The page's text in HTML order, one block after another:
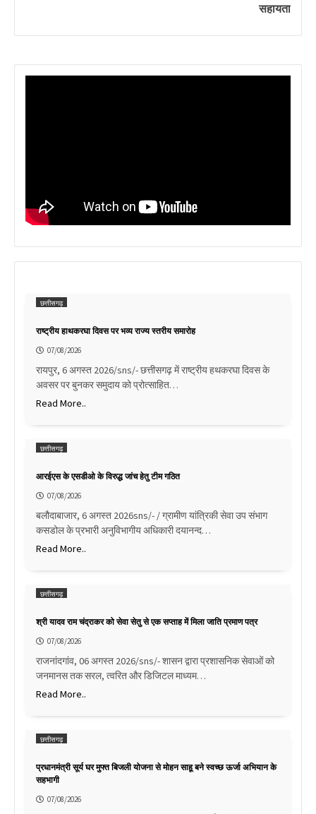
सहायता
छत्तीसगढ़
राष्ट्रीय हाथकरघा दिवस पर भव्य राज्य स्तरीय समारोह
07/08/2026
रायपुर, 6 अगस्त 2026/sns/- छत्तीसगढ़ में राष्ट्रीय हथकरघा दिवस के
अवसर पर बुनकर समुदाय को प्रोत्साहित…
Read More..
छत्तीसगढ़
आरईएस के एसडीओ के विरुद्ध जांच हेतु टीम गठित
07/08/2026
बलौदाबाजार, 6 अगस्त 2026sns/- / ग्रामीण यांत्रिकी सेवा उप संभाग
कसडोल के प्रभारी अनुविभागीय अधिकारी दयानन्द…
Read More..
छत्तीसगढ़
श्री यादव राम चंद्राकर को सेवा सेतु से एक सप्ताह में मिला जाति प्रमाण पत्र
07/08/2026
राजनांदगांव, 06 अगस्त 2026/sns/- शासन द्वारा प्रशासनिक सेवाओं को
जनमानस तक सरल, त्वरित और डिजिटल माध्यम…
Read More..
छत्तीसगढ़
प्रधानमंत्री सूर्य घर मुफ्त बिजली योजना से मोहन साहू बने स्वच्छ ऊर्जा अभियान के
सहभागी
07/08/2026